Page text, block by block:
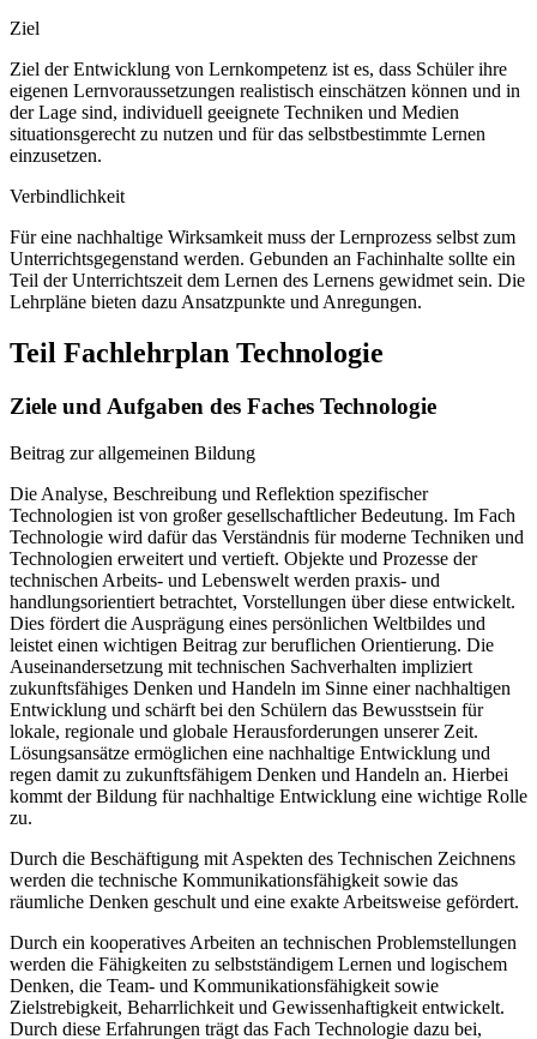
Ziel
Ziel der Entwicklung von Lernkompetenz ist es, dass Schüler ihre
eigenen Lernvoraussetzungen realistisch einschätzen können und in
der Lage sind, individuell geeignete Techniken und Medien
situationsgerecht zu nutzen und für das selbstbestimmte Lernen
einzusetzen.
Verbindlichkeit
Für eine nachhaltige Wirksamkeit muss der Lernprozess selbst zum
Unterrichtsgegenstand werden. Gebunden an Fachinhalte sollte ein
Teil der Unterrichtszeit dem Lernen des Lernens gewidmet sein. Die
Lehrpläne bieten dazu Ansatzpunkte und Anregungen.
Teil Fachlehrplan Technologie
Ziele und Aufgaben des Faches Technologie
Beitrag zur allgemeinen Bildung
Die Analyse, Beschreibung und Reflektion spezifischer
Technologien ist von großer gesellschaftlicher Bedeutung. Im Fach
Technologie wird dafür das Verständnis für moderne Techniken und
Technologien erweitert und vertieft. Objekte und Prozesse der
technischen Arbeits- und Lebenswelt werden praxis- und
handlungsorientiert betrachtet, Vorstellungen über diese entwickelt.
Dies fördert die Ausprägung eines persönlichen Weltbildes und
leistet einen wichtigen Beitrag zur beruflichen Orientierung. Die
Auseinandersetzung mit technischen Sachverhalten impliziert
zukunftsfähiges Denken und Handeln im Sinne einer nachhaltigen
Entwicklung und schärft bei den Schülern das Bewusstsein für
lokale, regionale und globale Herausforderungen unserer Zeit.
Lösungsansätze ermöglichen eine nachhaltige Entwicklung und
regen damit zu zukunftsfähigem Denken und Handeln an. Hierbei
kommt der Bildung für nachhaltige Entwicklung eine wichtige Rolle
zu.
Durch die Beschäftigung mit Aspekten des Technischen Zeichnens
werden die technische Kommunikationsfähigkeit sowie das
räumliche Denken geschult und eine exakte Arbeitsweise gefördert.
Durch ein kooperatives Arbeiten an technischen Problemstellungen
werden die Fähigkeiten zu selbstständigem Lernen und logischem
Denken, die Team- und Kommunikationsfähigkeit sowie
Zielstrebigkeit, Beharrlichkeit und Gewissenhaftigkeit entwickelt.
Durch diese Erfahrungen trägt das Fach Technologie dazu bei,